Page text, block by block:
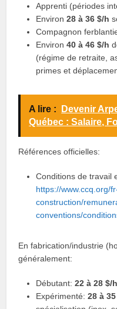
Apprenti (périodes
Environ28 à 36 $/h
Compagnon
Environ40 à 46 $/h
(régime de retraite,
primes et
A lire :
Devenir
Québec : Salaire,
Références officielles:
Conditions de travail
https://www.ccq.org/
construction/
conventions/
En fabrication/industrie
généralement:
Débutant:22 à 28 $/h
Expérimenté:28 à